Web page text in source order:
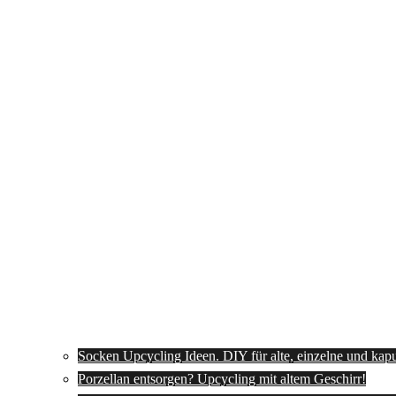
Socken Upcycling Ideen. DIY für alte, einzelne und
Porzellan entsorgen? Upcycling mit altem Geschirr!